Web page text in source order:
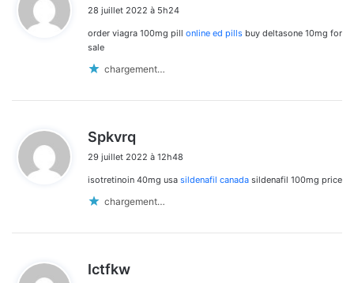
t
28 juillet 2022 à 5h24
order viagra 100mg pill online ed pills buy deltasone 10mg for
sale
chargement…
Spkvrq
t
29 juillet 2022 à 12h48
isotretinoin 40mg usa sildenafil canada sildenafil 100mg price
chargement…
Ictfkw